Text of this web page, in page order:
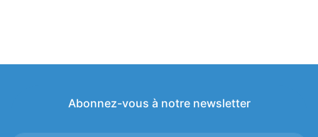
Abonnez-vous à notre newsletter